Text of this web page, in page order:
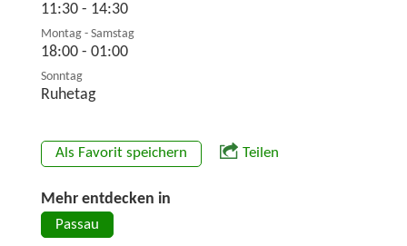
11:30 - 14:30
Montag - Samstag
18:00 - 01:00
Sonntag
Ruhetag
Als Favorit speichern Teilen
Mehr entdecken in
Passau